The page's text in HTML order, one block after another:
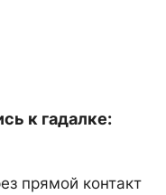
к гадалке:
прямой контакт